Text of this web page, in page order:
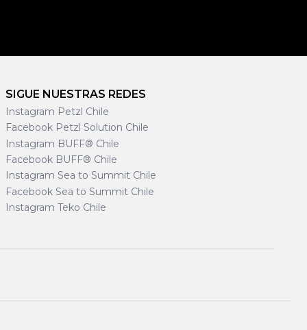
SIGUE NUESTRAS REDES
Instagram Petzl Chile
Facebook Petzl Solution Chile
Instagram BUFF® Chile
Facebook BUFF® Chile
Instagram Sea to Summit Chile
Facebook Sea to Summit Chile
Instagram Teko Chile